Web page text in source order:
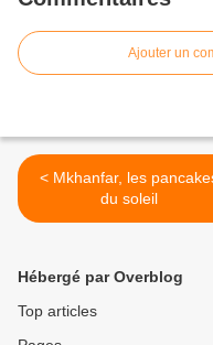
Ajouter un
< Mkhanfar, les pancakes
du soleil
Hébergé par Overblog
Top articles